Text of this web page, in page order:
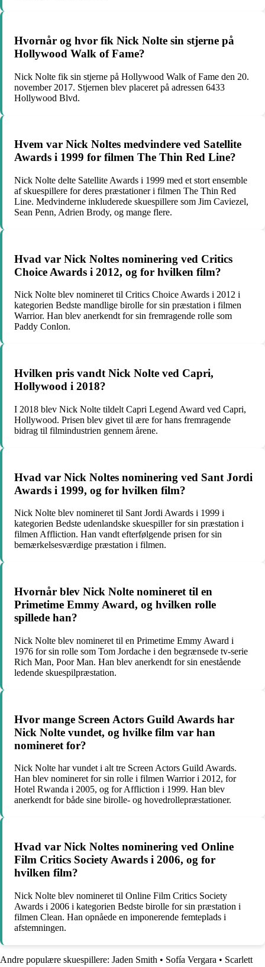
Hvornår og hvor fik Nick Nolte sin stjerne på
Hollywood Walk of Fame?
Nick Nolte fik sin stjerne på Hollywood Walk of Fame den 20.
november 2017. Stjernen blev placeret på adressen 6433
Hollywood Blvd.
Hvem var Nick Noltes medvindere ved Satellite
Awards i 1999 for filmen The Thin Red Line?
Nick Nolte delte Satellite Awards i 1999 med et stort ensemble
af skuespillere for deres præstationer i filmen The Thin Red
Line. Medvinderne inkluderede skuespillere som Jim Caviezel,
Sean Penn, Adrien Brody, og mange flere.
Hvad var Nick Noltes nominering ved Critics
Choice Awards i 2012, og for hvilken film?
Nick Nolte blev nomineret til Critics Choice Awards i 2012 i
kategorien Bedste mandlige birolle for sin præstation i filmen
Warrior. Han blev anerkendt for sin fremragende rolle som
Paddy Conlon.
Hvilken pris vandt Nick Nolte ved Capri,
Hollywood i 2018?
I 2018 blev Nick Nolte tildelt Capri Legend Award ved Capri,
Hollywood. Prisen blev givet til ære for hans fremragende
bidrag til filmindustrien gennem årene.
Hvad var Nick Noltes nominering ved Sant Jordi
Awards i 1999, og for hvilken film?
Nick Nolte blev nomineret til Sant Jordi Awards i 1999 i
kategorien Bedste udenlandske skuespiller for sin præstation i
filmen Affliction. Han vandt efterfølgende prisen for sin
bemærkelsesværdige præstation i filmen.
Hvornår blev Nick Nolte nomineret til en
Primetime Emmy Award, og hvilken rolle
spillede han?
Nick Nolte blev nomineret til en Primetime Emmy Award i
1976 for sin rolle som Tom Jordache i den begrænsede tv-serie
Rich Man, Poor Man. Han blev anerkendt for sin enestående
ledende skuespilpræstation.
Hvor mange Screen Actors Guild Awards har
Nick Nolte vundet, og hvilke film var han
nomineret for?
Nick Nolte har vundet i alt tre Screen Actors Guild Awards.
Han blev nomineret for sin rolle i filmen Warrior i 2012, for
Hotel Rwanda i 2005, og for Affliction i 1999. Han blev
anerkendt for både sine birolle- og hovedrollepræstationer.
Hvad var Nick Noltes nominering ved Online
Film Critics Society Awards i 2006, og for
hvilken film?
Nick Nolte blev nomineret til Online Film Critics Society
Awards i 2006 i kategorien Bedste birolle for sin præstation i
filmen Clean. Han opnåede en imponerende femteplads i
afstemningen.
Andre populære skuespillere: Jaden Smith • Sofía Vergara • Scarlett